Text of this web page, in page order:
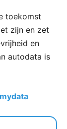
toekomst
zijn en zet
en
autodata is